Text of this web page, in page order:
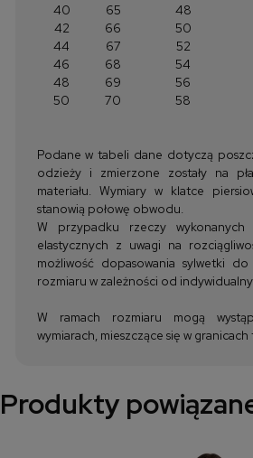
40 65 48
42
66 50
44
67 52
46
68 54
48
69 56
50
70 58
Podane w tabeli dane dotyczą
odzieży i zmierzone zostały na
materiału. Wymiary w klatce
stanowią połowę obwodu.
W przypadku rzeczy
elastycznych z uwagi na
możliwość dopasowania sylwetki
rozmiaru w zależności od
W ramach rozmiaru mogą
wymiarach, mieszczące się w
Produkty